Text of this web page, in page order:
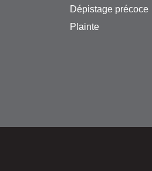
Dépistage précoce
Plainte